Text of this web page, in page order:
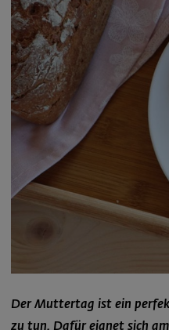
Der Muttertag ist ein
zu tun. Dafür eignet sich